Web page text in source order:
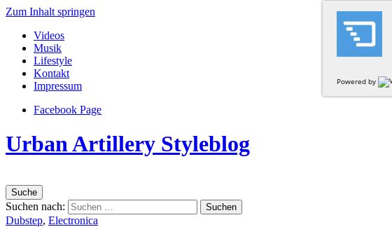
Zum Inhalt springen
Videos
Musik
Lifestyle
Kontakt
Impressum
Facebook Page
Urban Artillery Styleblog
Suche
Suchen nach:
Dubstep, Electronica
Powered by